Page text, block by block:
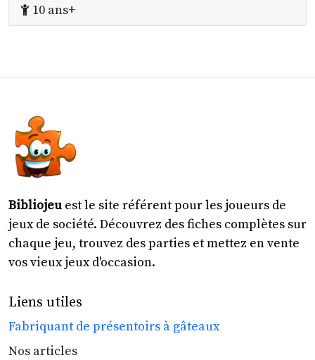
10 ans+
Bibliojeu est le site référent pour les joueurs de
jeux de société. Découvrez des fiches complètes sur
chaque jeu, trouvez des parties et mettez en vente
vos vieux jeux d'occasion.
Liens utiles
Fabriquant de présentoirs à gâteaux
Nos articles